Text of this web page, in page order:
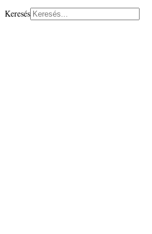
Keresés